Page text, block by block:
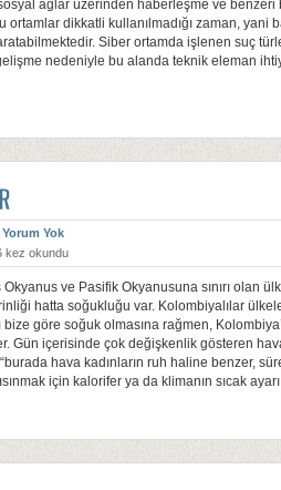
ağlar üzerinden haberleşme ve benzeri
dikkatli kullanılmadığı zaman, yani
Siber ortamda işlenen suç
nedeniyle bu alanda teknik eleman
Yorum Yok
kez okundu
ve Pasifik Okyanusuna sınırı olan
hatta soğukluğu var. Kolombiyalılar
göre soğuk olmasına rağmen,
Gün içerisinde çok değişkenlik gösteren
hava kadınların ruh haline benzer,
için kalorifer ya da klimanın sıcak